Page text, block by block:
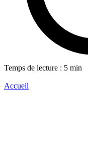
Temps de lecture : 5 min
Accueil